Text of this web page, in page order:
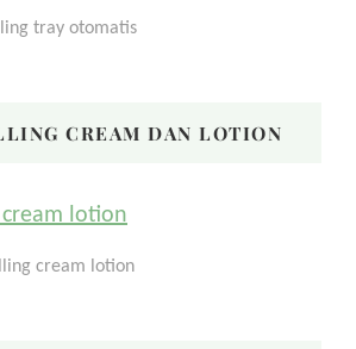
tray otomatis
CREAM DAN LOTION
cream lotion